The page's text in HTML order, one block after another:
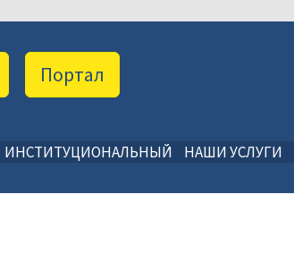
Портал
ИНСТИТУЦИОНАЛЬНЫЙ НАШИ УСЛУГИ